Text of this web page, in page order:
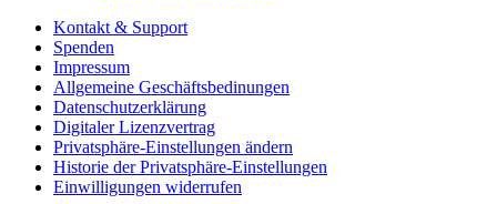
Kontakt & Support
Spenden
Impressum
Allgemeine Geschäftsbedinungen
Datenschutzerklärung
Digitaler Lizenzvertrag
Privatsphäre-Einstellungen ändern
Historie der Privatsphäre-Einstellungen
Einwilligungen widerrufen